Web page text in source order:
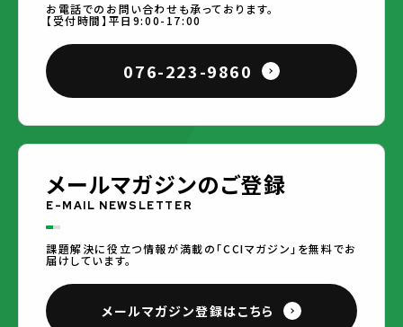
お電話でのお問い合わせも承っております。
【受付時間】平日9:00-17:00
076-223-9860
メールマガジンのご登録
E-MAIL NEWSLETTER
課題解決に役立つ情報が満載の「CCIマガジン」を無料でお
届けしています。
メールマガジン登録はこちら